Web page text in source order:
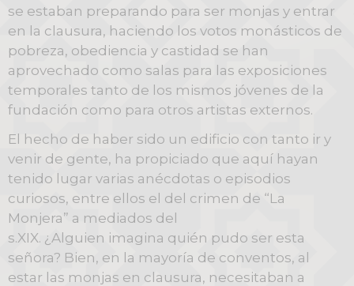
se estaban preparando para ser monjas y entrar
en la clausura, haciendo los votos monásticos de
pobreza, obediencia y castidad se han
aprovechado como salas para las exposiciones
temporales tanto de los mismos jóvenes de la
fundación como para otros artistas externos.
El hecho de haber sido un edificio con tanto ir y
venir de gente, ha propiciado que aquí hayan
tenido lugar varias anécdotas o episodios
curiosos, entre ellos el del crimen de “La
Monjera” a mediados del
s.XIX. ¿Alguien imagina quién pudo ser esta
señora? Bien, en la mayoría de conventos, al
estar las monjas en clausura, necesitaban a